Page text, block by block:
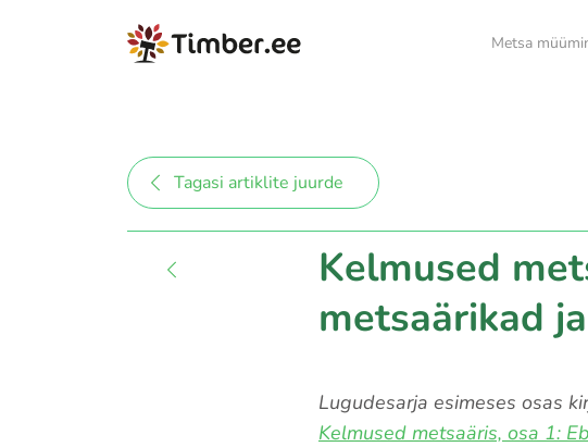
Metsa
Tagasi artiklite juurde
Kelmused
metsaärikad
Lugudesarja esimeses osas
Kelmused metsaäris, osa 1: